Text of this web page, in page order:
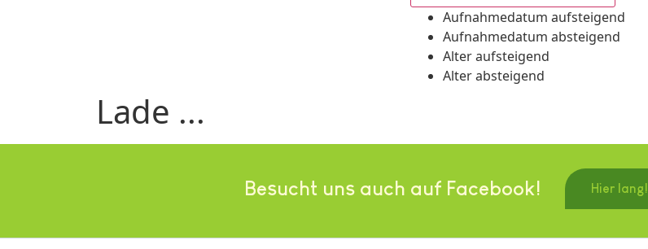
Aufnahmedatum aufsteigend
Aufnahmedatum absteigend
Alter aufsteigend
Alter absteigend
Lade ...
Besucht uns auch auf Facebook! Hier lang!